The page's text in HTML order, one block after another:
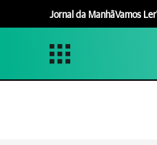
Jornal da ManhãVamos Ler